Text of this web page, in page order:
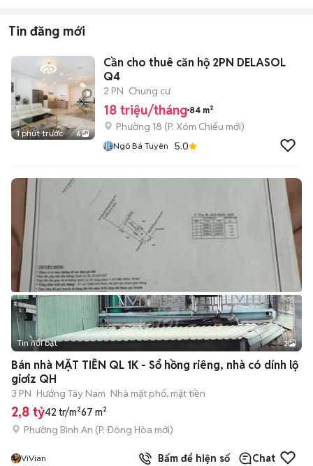
Tin đăng mới
1 phút trước 6
Cần cho thuê căn hộ 2PN DELASOL
Q4
2 PN Chung cư
18 triệu/tháng 84 m²
Phường 18 (P. Xóm Chiếu mới)
Ngô Bá Tuyên 5.0
Tin nổi bật 3
Bán nhà MẶT TIỀN QL 1K - Sổ hồng riêng, nhà có dính lộ
giơiz QH
3 PN Hướng Tây Nam Nhà mặt phố, mặt tiền
2,8 tỷ42 tr/m²67 m²
Phường Bình An (P. Đông Hòa mới)
ViVian Bấm để hiện số Chat